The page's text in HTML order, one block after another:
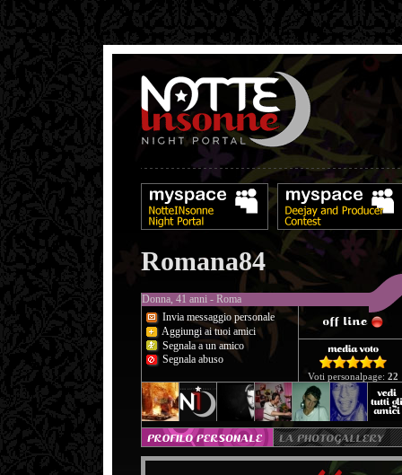
Romana84
Donna, 41 anni - Roma
Invia messaggio personale
Aggiungi ai tuoi amici
Segnala a un amico
Segnala abuso
Voti personalpage: 22